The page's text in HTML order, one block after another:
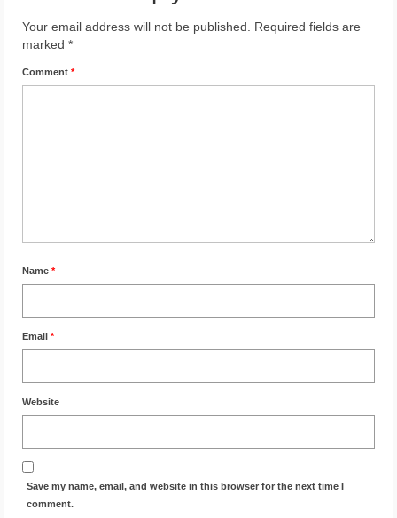
Your email address will not be published.
Required fields are
marked *
Comment *
Name *
Email *
Website
Save my name, email, and website in this browser for the next time I
comment.